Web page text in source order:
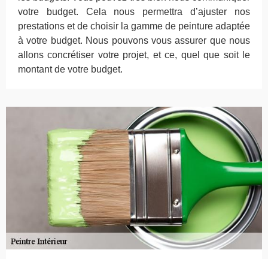
votre budget. Cela nous permettra d’ajuster nos
prestations et de choisir la gamme de peinture adaptée
à votre budget. Nous pouvons vous assurer que nous
allons concrétiser votre projet, et ce, quel que soit le
montant de votre budget.